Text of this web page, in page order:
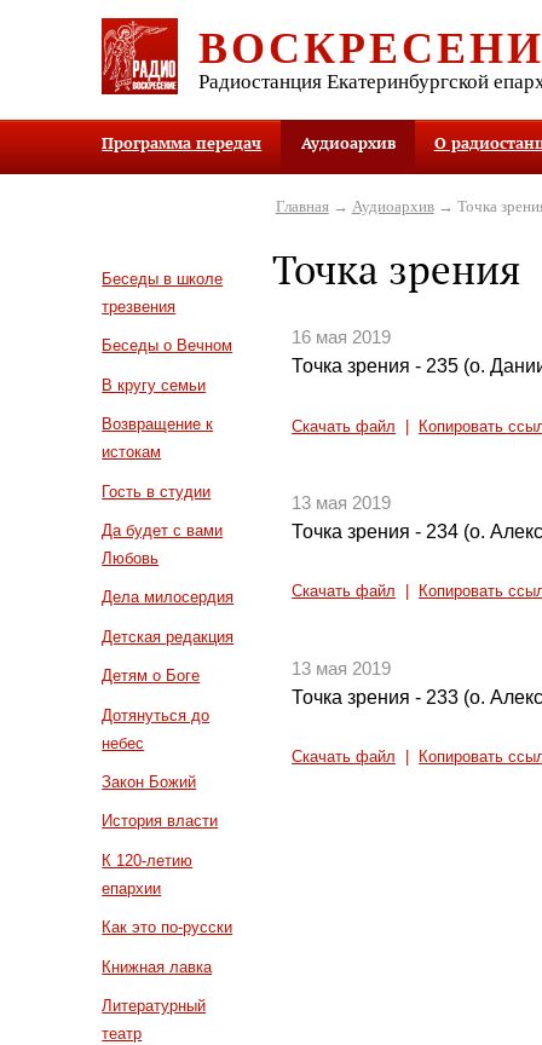
Радиостанция Екатеринбургской
Программа передач Аудиоархив О
Беседы в школе
трезвения
Беседы о Вечном
В кругу семьи
Возвращение к
истокам
Гость в студии
Да будет с вами
Любовь
Дела милосердия
Детская редакция
Детям о Боге
Дотянуться до
небес
Закон Божий
История власти
К 120-летию
епархии
Как это по-русски
Книжная лавка
Литературный
театр
Главная→ Аудиоархив→ Точка
Точка зрения
16 мая 2019
Точка зрения - 235 (о.
Скачать файл Копировать
13 мая 2019
Точка зрения - 234 (о.
Скачать файл Копировать
13 мая 2019
Точка зрения - 233 (о.
Скачать файл Копировать